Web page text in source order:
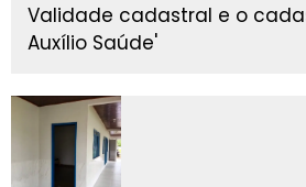
Validade cadastral e o
Auxílio Saúde'